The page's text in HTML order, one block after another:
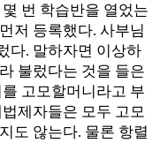
번 학습반을 열었는
저 등록했다. 사부님
다. 말하자면 이상하
불렀다는 것을 들은
고모할머니라고 부
제자들은 모두 고모
도 않는다. 물론 항렬